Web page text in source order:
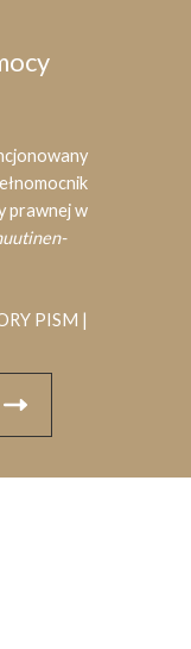
prawnej w
PISM |